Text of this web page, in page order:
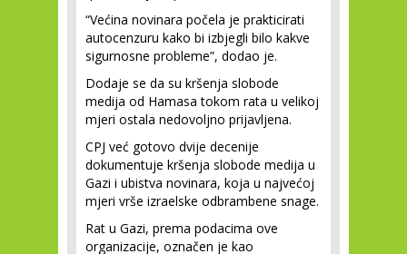
“Većina novinara počela je prakticirati
autocenzuru kako bi izbjegli bilo kakve
sigurnosne probleme”, dodao je.
Dodaje se da su kršenja slobode
medija od Hamasa tokom rata u velikoj
mjeri ostala nedovoljno prijavljena.
CPJ već gotovo dvije decenije
dokumentuje kršenja slobode medija u
Gazi i ubistva novinara, koja u najvećoj
mjeri vrše izraelske odbrambene snage.
Rat u Gazi, prema podacima ove
organizacije, označen je kao